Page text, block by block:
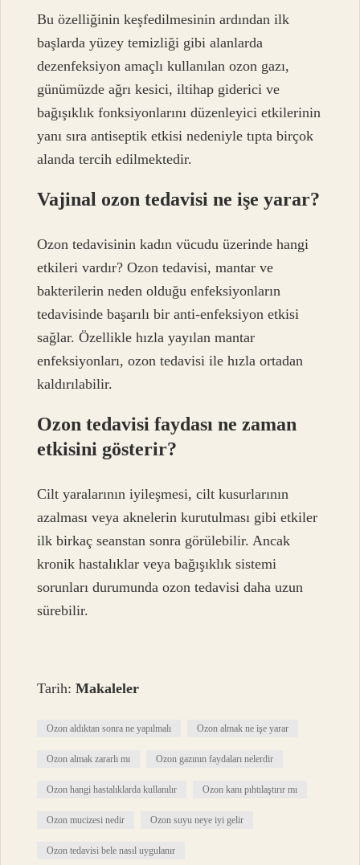
Bu özelliğinin keşfedilmesinin ardından ilk
başlarda yüzey temizliği gibi alanlarda
dezenfeksiyon amaçlı kullanılan ozon gazı,
günümüzde ağrı kesici, iltihap giderici ve
bağışıklık fonksiyonlarını düzenleyici etkilerinin
yanı sıra antiseptik etkisi nedeniyle tıpta birçok
alanda tercih edilmektedir.
Vajinal ozon tedavisi ne işe yarar?
Ozon tedavisinin kadın vücudu üzerinde hangi
etkileri vardır? Ozon tedavisi, mantar ve
bakterilerin neden olduğu enfeksiyonların
tedavisinde başarılı bir anti-enfeksiyon etkisi
sağlar. Özellikle hızla yayılan mantar
enfeksiyonları, ozon tedavisi ile hızla ortadan
kaldırılabilir.
Ozon tedavisi faydası ne zaman
etkisini gösterir?
Cilt yaralarının iyileşmesi, cilt kusurlarının
azalması veya aknelerin kurutulması gibi etkiler
ilk birkaç seanstan sonra görülebilir. Ancak
kronik hastalıklar veya bağışıklık sistemi
sorunları durumunda ozon tedavisi daha uzun
sürebilir.
Tarih:Makaleler
Ozon aldıktan sonra ne yapılmalı Ozon almak ne işe yarar
Ozon almak zararlı mı Ozon gazının faydaları nelerdir
Ozon hangi hastalıklarda kullanılır Ozon kanı pıhtılaştırır mı
Ozon mucizesi nedir Ozon suyu neye iyi gelir
Ozon tedavisi bele nasıl uygulanır